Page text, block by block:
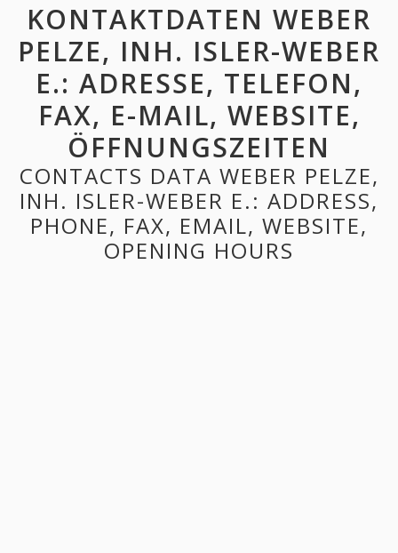
KONTAKTDATEN WEBER
PELZE, INH. ISLER-WEBER
E.: ADRESSE, TELEFON,
FAX, E-MAIL, WEBSITE,
ÖFFNUNGSZEITEN
CONTACTS DATA WEBER PELZE,
INH. ISLER-WEBER E.: ADDRESS,
PHONE, FAX, EMAIL, WEBSITE,
OPENING HOURS